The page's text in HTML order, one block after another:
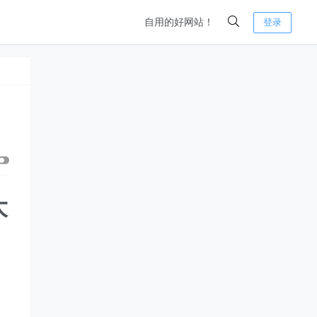
自用的好网站！ 登录